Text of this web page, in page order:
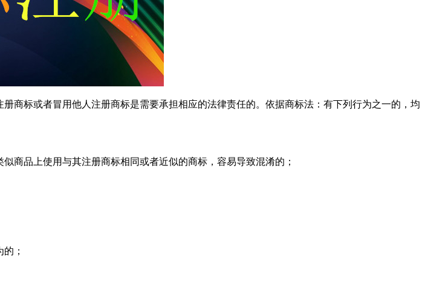
标或者冒用他人注册商标是需要承担相应的法律责任的。依据商标法：有下列行为之一的，均
品上使用与其注册商标相同或者近似的商标，容易导致混淆的；
；